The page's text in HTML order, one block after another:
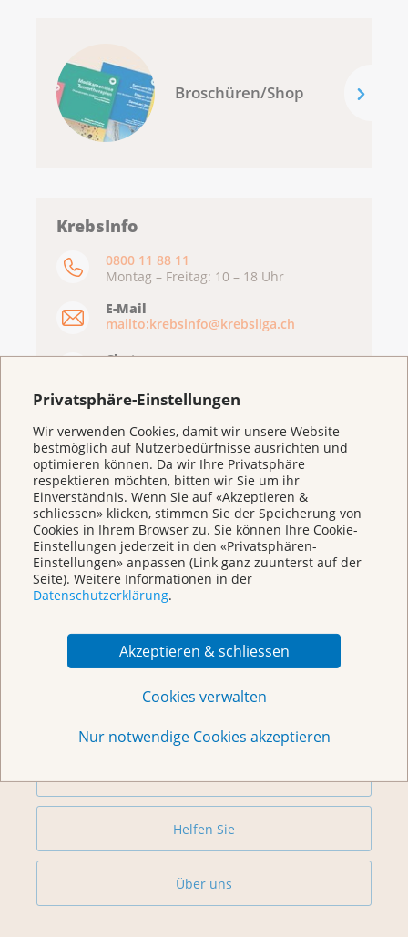
Privatsphäre-Einstellungen
Wir verwenden Cookies, damit wir unsere Website
bestmöglich auf Nutzerbedürfnisse ausrichten und
optimieren können. Da wir Ihre Privatsphäre
respektieren möchten, bitten wir Sie um ihr
Einverständnis. Wenn Sie auf «Akzeptieren &
schliessen» klicken, stimmen Sie der Speicherung von
Cookies in Ihrem Browser zu. Sie können Ihre Cookie-
Einstellungen jederzeit in den «Privatsphären-
Einstellungen» anpassen (Link ganz zuunterst auf der
Seite). Weitere Informationen in der
Datenschutzerklärung.
Akzeptieren & schliessen
Cookies verwalten
Nur notwendige Cookies akzeptieren
Broschüren/Shop
KrebsInfo
0800 11 88 11
Montag – Freitag: 10 – 18 Uhr
E-Mail
mailto:krebsinfo@krebsliga.ch
Chat
Montag – Freitag: 10 – 18 Uhr
Weitere Themen
Beratung
Helfen Sie
Über uns